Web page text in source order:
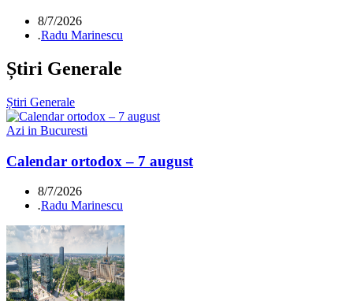
8/7/2026
.Radu Marinescu
Știri Generale
Știri Generale
Azi in Bucuresti
Calendar ortodox – 7 august
8/7/2026
.Radu Marinescu